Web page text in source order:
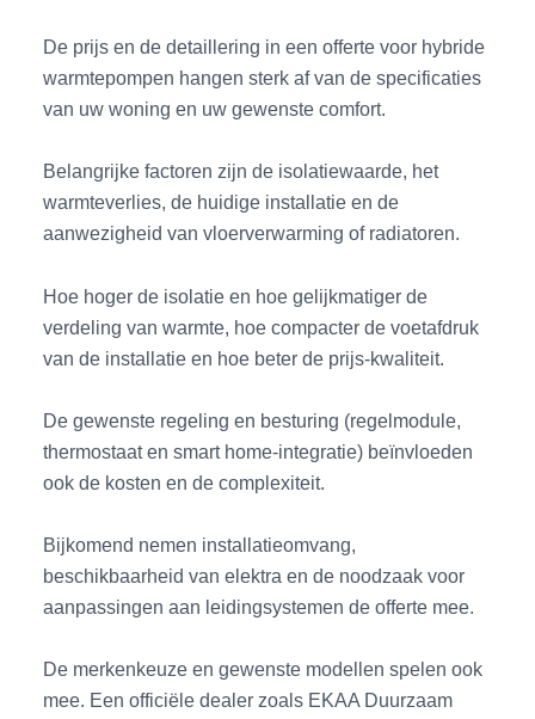
De prijs en de detaillering in een offerte voor hybride
warmtepompen hangen sterk af van de specificaties
van uw woning en uw gewenste comfort.
Belangrijke factoren zijn de isolatiewaarde, het
warmteverlies, de huidige installatie en de
aanwezigheid van vloerverwarming of radiatoren.
Hoe hoger de isolatie en hoe gelijkmatiger de
verdeling van warmte, hoe compacter de voetafdruk
van de installatie en hoe beter de prijs-kwaliteit.
De gewenste regeling en besturing (regelmodule,
thermostaat en smart home-integratie) beïnvloeden
ook de kosten en de complexiteit.
Bijkomend nemen installatieomvang,
beschikbaarheid van elektra en de noodzaak voor
aanpassingen aan leidingsystemen de offerte mee.
De merkenkeuze en gewenste modellen spelen ook
mee. Een officiële dealer zoals EKAA Duurzaam